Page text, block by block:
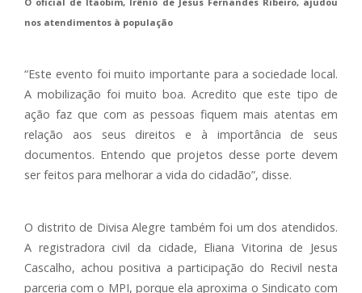
nos atendimentos à população
“Este evento foi muito importante para a sociedade local.
A mobilização foi muito boa. Acredito que este tipo de
ação faz que com as pessoas fiquem mais atentas em
relação aos seus direitos e à importância de seus
documentos. Entendo que projetos desse porte devem
ser feitos para melhorar a vida do cidadão”, disse.
O distrito de Divisa Alegre também foi um dos atendidos.
A registradora civil da cidade, Eliana Vitorina de Jesus
Cascalho, achou positiva a participação do Recivil nesta
parceria com o MPI, porque ela aproxima o Sindicato com